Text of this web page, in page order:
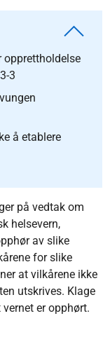
opprettholdelse
3
å etablere
på vedtak om
helsevern,
av slike
for slike
at vilkårene ikke
utskrives. Klage
er opphørt.